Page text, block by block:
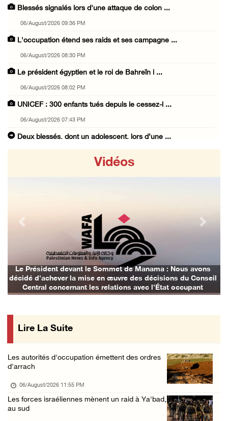
Blessés signalés lors d'une attaque de colon ...
06/August/2026 09:36 PM
L'occupation étend ses raids et ses campagne ...
06/August/2026 08:30 PM
Le président égyptien et le roi de Bahreïn i ...
06/August/2026 08:02 PM
UNICEF : 300 enfants tués depuis le cessez-l ...
06/August/2026 07:43 PM
Deux blessés, dont un adolescent, lors d’une ...
06/August/2026 06:24 PM
Tubas : déploiement militaire israélien et t ...
06/August/2026 05:44 PM
Environ 58 000 cas de varicelle recensés dan ...
06/August/2026 04:58 PM
Des ministres des affaires étrangères de hui ...
Croissant-Rouge : 16 blessés suite à l'agres ...
Les forces d'occupation rasent 4 dunams à Ba ...
06/August/2026 12:57 PM
Vidéos
Le Président devant le Sommet de Manama : Nous avons
décidé d'achever la mise en œuvre des décisions du Conseil
Central concernant les relations avec l'État occupant
Previous Next
Lire La Suite
Les autorités d'occupation émettent des ordres
d'arrach
06/August/2026 11:55 PM
Les forces israéliennes mènent un raid à Ya'bad,
au sud